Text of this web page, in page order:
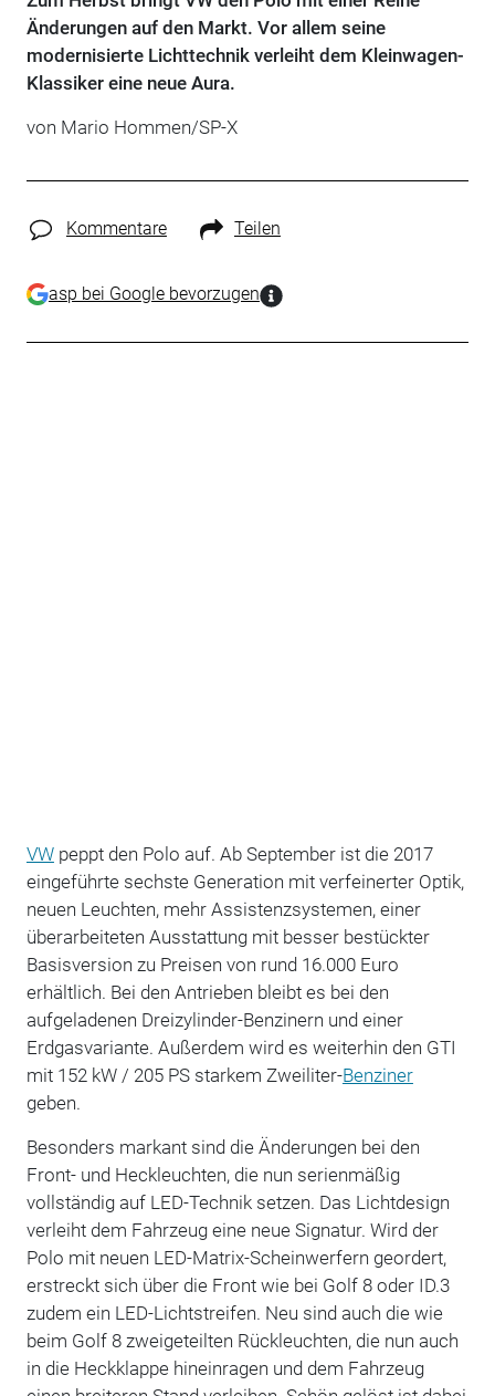
Änderungen auf den Markt. Vor allem seine
modernisierte Lichttechnik verleiht dem Kleinwagen-
Klassiker eine neue Aura.
von Mario Hommen/SP-X
Kommentare Teilen
asp bei Google bevorzugen
VWpeppt den Polo auf. Ab September ist die 2017
eingeführte sechste Generation mit verfeinerter Optik,
neuen Leuchten, mehr Assistenzsystemen, einer
überarbeiteten Ausstattung mit besser bestückter
Basisversion zu Preisen von rund 16.000 Euro
erhältlich. Bei den Antrieben bleibt es bei den
aufgeladenen Dreizylinder-Benzinern und einer
Erdgasvariante. Außerdem wird es weiterhin den GTI
mit 152 kW / 205 PS starkem Zweiliter-Benziner
geben.
Besonders markant sind die Änderungen bei den
Front- und Heckleuchten, die nun serienmäßig
vollständig auf LED-Technik setzen. Das Lichtdesign
verleiht dem Fahrzeug eine neue Signatur. Wird der
Polo mit neuen LED-Matrix-Scheinwerfern geordert,
erstreckt sich über die Front wie bei Golf 8 oder ID.3
zudem ein LED-Lichtstreifen. Neu sind auch die wie
beim Golf 8 zweigeteilten Rückleuchten, die nun auch
in die Heckklappe hineinragen und dem Fahrzeug